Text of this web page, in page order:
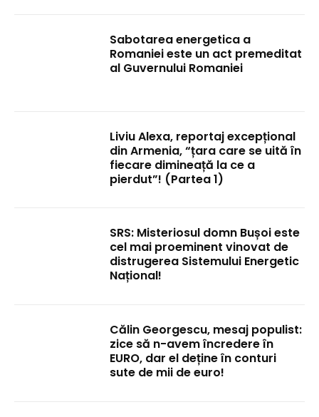
Sabotarea energetica a
Romaniei este un act premeditat
al Guvernului Romaniei
Liviu Alexa, reportaj excepțional
din Armenia, “țara care se uită în
fiecare dimineață la ce a
pierdut”! (Partea 1)
SRS: Misteriosul domn Bușoi este
cel mai proeminent vinovat de
distrugerea Sistemului Energetic
Național!
Călin Georgescu, mesaj populist:
zice să n-avem încredere în
EURO, dar el deține în conturi
sute de mii de euro!